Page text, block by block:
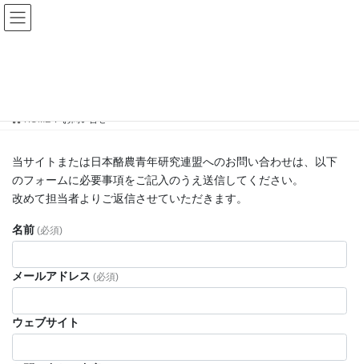
コ
ン
キ
ナ
ビ
に
HOME お問い合せ
当サイトまたは日本酪農青年研究連盟へのお問い合わせは、以下
のフォームに必要事項をご記入のうえ送信してください。
改めて担当者よりご返信させていただきます。
名前 (必須)
メールアドレス (必須)
ウェブサイト